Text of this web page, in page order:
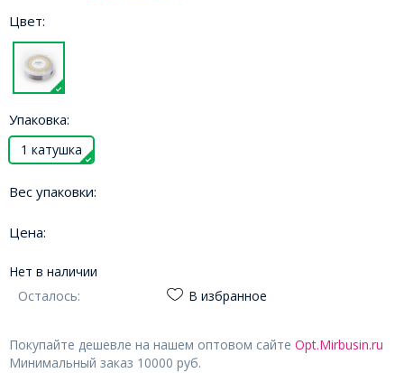
Цвет:
Упаковка:
1 катушка
Вес упаковки:
Цена:
Нет в наличии
Осталось:
В избранное
Покупайте дешевле на нашем оптовом сайте Opt.Mirbusin.ru
Минимальный заказ 10000 руб.